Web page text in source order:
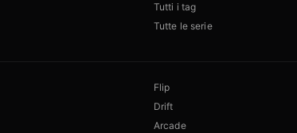
Tutti i tag
Tutte le serie
Flip
Drift
Arcade